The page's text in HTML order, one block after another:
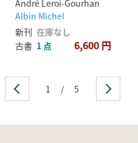
André Leroi-Gourhan
Albin Michel
新刊 在庫なし
古書 1 点 6,600 円
1 / 5